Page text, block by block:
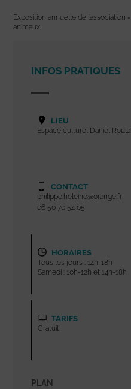
Exposition annuelle de
animaux.
INFOS PRATIQUES
LIEU
Espace culturel Daniel
CONTACT
philippe.heleine@orange.fr
06 50 70 54 05
HORAIRES
Tous les jours : 14h-18h
Samedi : 10h-12h et 14h-18h
TARIFS
Gratuit
PLAN